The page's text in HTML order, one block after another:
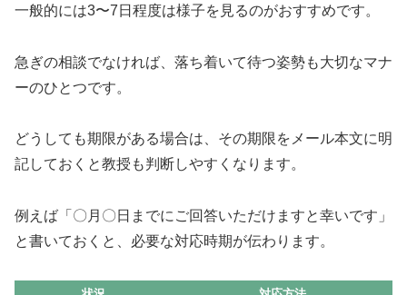
一般的には3〜7日程度は様子を見るのがおすすめです。
急ぎの相談でなければ、落ち着いて待つ姿勢も大切なマナ
ーのひとつです。
どうしても期限がある場合は、その期限をメール本文に明
記しておくと教授も判断しやすくなります。
例えば「〇月〇日までにご回答いただけますと幸いです」
と書いておくと、必要な対応時期が伝わります。